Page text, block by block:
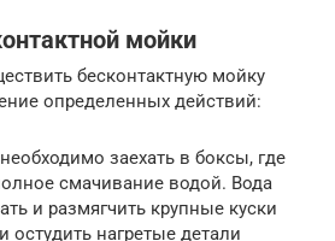
мойки
бесконтактную мойку
определенных действий:
заехать в боксы, где
смачивание водой. Вода
и размягчить крупные куски
остудить нагретые детали